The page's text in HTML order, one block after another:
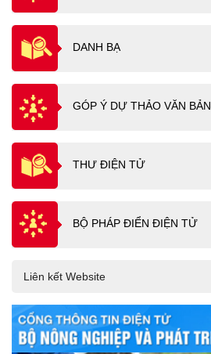
DANH BẠ
GÓP Ý DỰ THẢO VĂN BẢN
THƯ ĐIỆN TỬ
BỘ PHÁP ĐIỂN ĐIỆN TỬ